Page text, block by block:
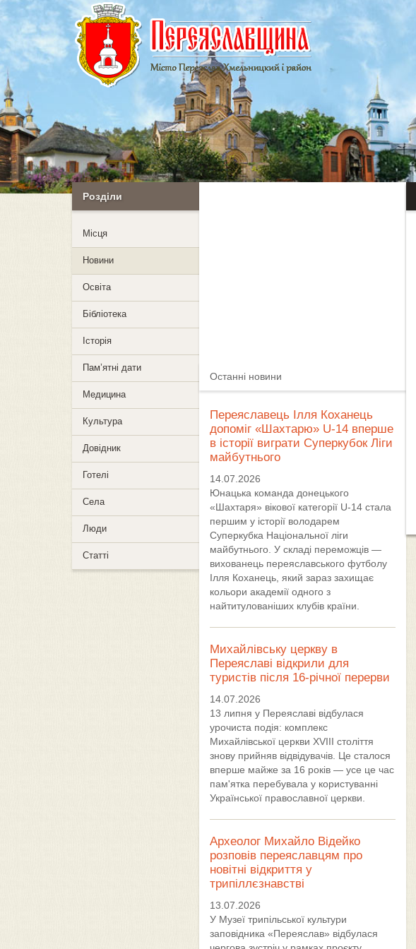
Розділи
Mісця
Новини
Освіта
Бібліотека
Історія
Пам’ятні дати
Медицина
Культура
Довідник
Готелі
Села
Люди
Статті
Останні новини
Переяславець Ілля Коханець
допоміг «Шахтарю» U-14 вперше
в історії виграти Суперкубок Ліги
майбутнього
14.07.2026
Юнацька команда донецького
«Шахтаря» вікової категорії U-14 стала
першим у історії володарем
Суперкубка Національної ліги
майбутнього. У складі переможців —
вихованець переяславського футболу
Ілля Коханець, який зараз захищає
кольори академії одного з
найтитулованіших клубів країни.
Михайлівську церкву в
Переяславі відкрили для
туристів після 16-річної перерви
14.07.2026
13 липня у Переяславі відбулася
урочиста подія: комплекс
Михайлівської церкви XVIII століття
знову прийняв відвідувачів. Це сталося
вперше майже за 16 років — усе це час
пам'ятка перебувала у користуванні
Української православної церкви.
Археолог Михайло Відейко
розповів переяславцям про
новітні відкриття у
трипіллєзнавстві
13.07.2026
У Музеї трипільської культури
заповідника «Переяслав» відбулася